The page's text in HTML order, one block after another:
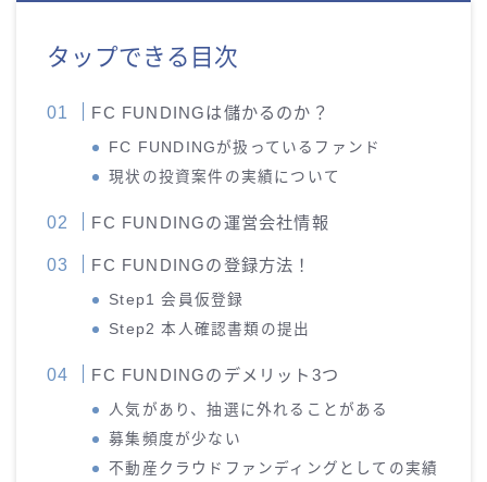
タップできる目次
FC FUNDINGは儲かるのか？
FC FUNDINGが扱っているファンド
現状の投資案件の実績について
FC FUNDINGの運営会社情報
FC FUNDINGの登録方法！
Step1 会員仮登録
Step2 本人確認書類の提出
FC FUNDINGのデメリット3つ
人気があり、抽選に外れることがある
募集頻度が少ない
不動産クラウドファンディングとしての実績